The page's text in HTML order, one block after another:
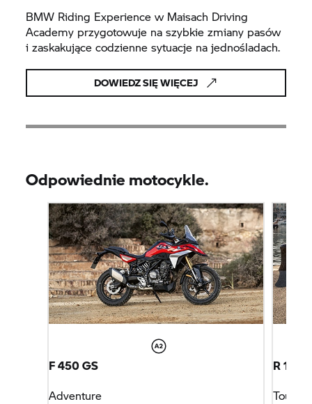
BMW Riding Experience w Maisach Driving
Academy przygotowuje na szybkie zmiany pasów
i zaskakujące codzienne sytuacje na jednośladach.
DOWIEDZ SIĘ WIĘCEJ
Odpowiednie motocykle.
F 450 GS
Adventure
R
Tour